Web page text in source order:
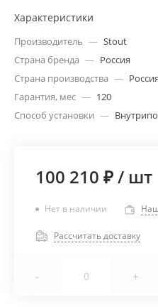
Характеристики
Производитель — Stout
Страна бренда — Россия
Страна производства — Россия
Гарантия, мес — 120
Способ установки —
100 210 ₽/ шт
Нет в наличии
Рассчитать доставку
- +